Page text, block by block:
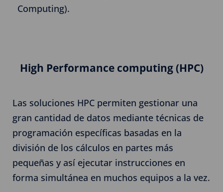
Computing).
High Performance computing (HPC)
Las soluciones HPC permiten gestionar una
gran cantidad de datos mediante técnicas de
programación específicas basadas en la
división de los cálculos en partes más
pequeñas y así ejecutar instrucciones en
forma simultánea en muchos equipos a la vez.